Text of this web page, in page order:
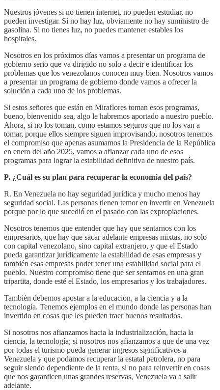
Nuestros jóvenes si no tienen internet, no pueden estudiar, no
pueden investigar. Si no hay luz, obviamente no hay suministro de
gasolina. Si no tienes luz, no puedes mantener estables los
hospitales.
Nosotros en los próximos días vamos a presentar un programa de
gobierno serio que va dirigido no solo a decir e identificar los
problemas que los venezolanos conocen muy bien. Nosotros vamos
a presentar un programa de gobierno donde vamos a ofrecer la
solución a cada uno de los problemas.
Si estos señores que están en Miraflores toman esos programas,
bueno, bienvenido sea, algo le habremos aportado a nuestro pueblo.
Ahora, si no los toman, como estamos seguros que no los van a
tomar, porque ellos siempre siguen improvisando, nosotros tenemos
el compromiso que apenas asumamos la Presidencia de la República
en enero del año 2025, vamos a afianzar cada uno de esos
programas para lograr la estabilidad definitiva de nuestro país.
P. ¿Cuál es su plan para recuperar la economía del país?
R. En Venezuela no hay seguridad jurídica y mucho menos hay
seguridad social. Las personas tienen temor en invertir en Venezuela
porque por lo que sucedió en el pasado con las expropiaciones.
Nosotros tenemos que entender que hay que sentarnos con los
empresarios, que hay que sacar adelante empresas mixtas, no solo
con capital venezolano, sino capital extranjero, y que el Estado
pueda garantizar jurídicamente la estabilidad de esas empresas y
también esas empresas poder tener una estabilidad social para el
pueblo. Nuestro compromiso tiene que ser sentarnos en una gran
tripartita, donde esté el Estado, los empresarios y los trabajadores.
También debemos apostar a la educación, a la ciencia y a la
tecnología. Tenemos ejemplos en el mundo donde las personas han
invertido en cosas que les pueden traer buenos resultados.
Si nosotros nos afianzamos hacia la industrialización, hacia la
ciencia, la tecnología; si nosotros nos afianzamos a que de una vez
por todas el turismo pueda generar ingresos significativos a
Venezuela y que podamos recuperar la estatal petrolera, no para
seguir siendo dependiente de la renta, si no para reinvertir en cosas
que nos garanticen unas grandes reservas, Venezuela va a salir
adelante.